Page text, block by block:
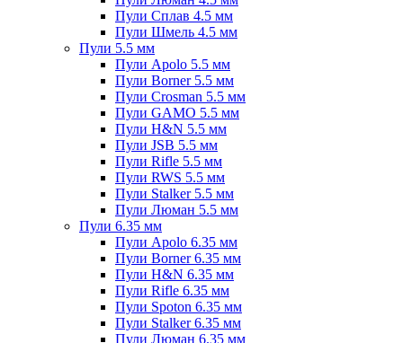
Пули Сплав 4.5 мм
Пули Шмель 4.5 мм
Пули 5.5 мм
Пули Apolo 5.5 мм
Пули Borner 5.5 мм
Пули Crosman 5.5 мм
Пули GAMO 5.5 мм
Пули H&N 5.5 мм
Пули JSB 5.5 мм
Пули Rifle 5.5 мм
Пули RWS 5.5 мм
Пули Stalker 5.5 мм
Пули Люман 5.5 мм
Пули 6.35 мм
Пули Apolo 6.35 мм
Пули Borner 6.35 мм
Пули H&N 6.35 мм
Пули Rifle 6.35 мм
Пули Spoton 6.35 мм
Пули Stalker 6.35 мм
Пули Люман 6.35 мм